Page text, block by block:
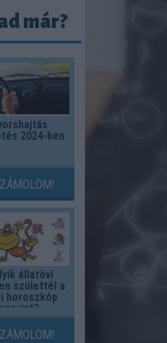
már?
2024-ben
állatövi
születtél a
horoszkóp
szerint?